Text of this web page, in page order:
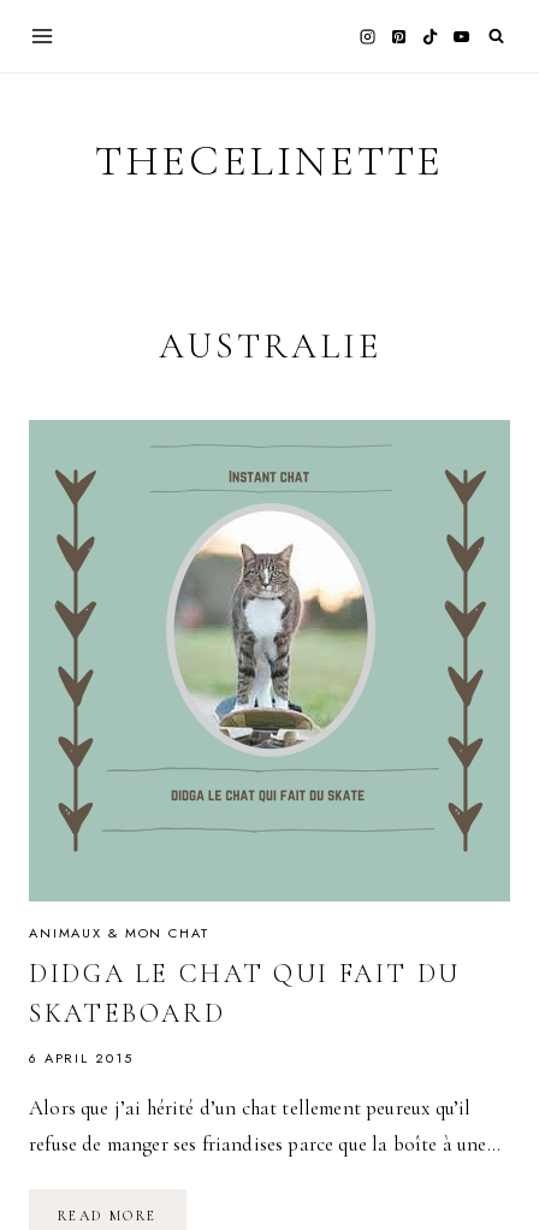
THECELINETTE
AUSTRALIE
ANIMAUX & MON CHAT
DIDGA LE CHAT QUI FAIT DU
SKATEBOARD
6 APRIL 2015
Alors que j’ai hérité d’un chat tellement peureux qu’il
refuse de manger ses friandises parce que la boîte à une…
READ MORE